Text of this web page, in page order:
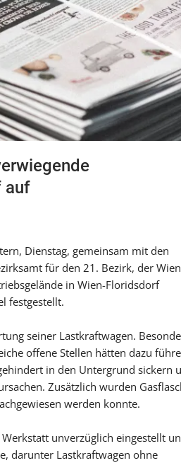
auf
Dienstag, gemeinsam mit den
für den 21. Bezirk, der
in Wien-Floridsdorf
festgestellt.
seiner Lastkraftwagen.
offene Stellen hätten dazu
in den Untergrund sickern
Zusätzlich wurden
werden konnte.
unverzüglich eingestellt
darunter Lastkraftwagen ohne